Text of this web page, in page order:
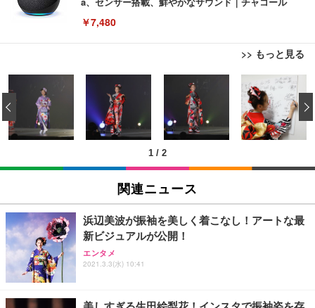
￥7,480
>> もっと見る
[EdoErgo] オフィスチェア 椅子 テレワーク 疲れな
い 跳ね上げ式アームレスト コンパクト 約105度ロッ
キング pc 事務椅子 360度回転 座面昇降 強化ナイロ
ン樹脂ベース 通気性メッシュ 在宅ワーク H-WY01
(黒網+黒枠+黒足)
￥5,699
SIHOO B100 オフィスチェア／デスクチェア メッシ
ュチェア 人間工学 疲れない ブラック
￥27,999
Sezlife オフィスチェア デスクチェア 疲れない テレ
ワーク チェア 強化バックレスト 30度ロッキング機
能 人間工学 椅子 腰サポート 90度跳ね上げ式アーム
ョン PCチェア 通気性メッシュ ゲーミング/勉強/事
EIZO ビジネス向けプレミアムモニター | FlexScan
EV3240X-WT | 31.5型4K UHD・USB Type-C・ホワ
イト
￥105,595
EIZO ビジネス向けプレミアムモニター | FlexScan
￥109,572
【純正品】27"ゲーミングモニター DualSense 充電
フック付き（CFI-ZDM1J）
Amazonベーシック ペットシーツ 薄型 レギュラー 1
回使い捨て 無香料 ホワイト 300枚
￥3,373
Amazonベーシック ペットシーツ 厚型 ワイド 42枚
x2袋(84枚) ホワイト(吸収面:ライトブルー)
￥3,234
ネオ・ルーライフ ネオ・オムツ L 中型犬用 26枚入
り 単品
1 / 2
‹
関連ニュース
浜辺美波が振袖を美しく着こなし！アートな最
新ビジュアルが公開！
エンタメ
2021.3.3(水) 10:41